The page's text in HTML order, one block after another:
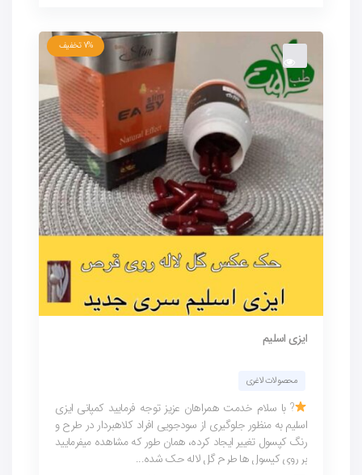
7% تخفیف
ایزی اسلیم
محصولات لاغری
? با سلام خدمت همراهان عزیز توجه فرمایید کمپانی ایزی
اسلیم به منظور جلوگیری از سودجویی افراد کلاهبردار در طرح و
رنگ کپسول تغییر ایجاد کرده، همان طور که مشاهده میفرمایید
بر روی کپسول ها طرح گل لاله حک شده...